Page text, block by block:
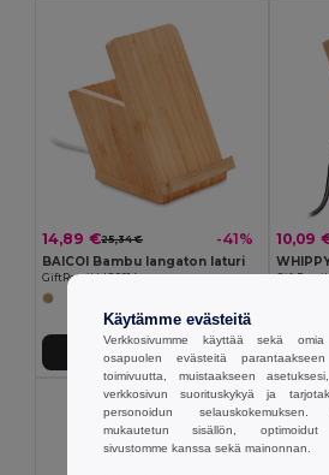
14,89 €25,34 € -41%
BAICOI Bambu langaton laturi
GiftRetail MO9914
Lisää Ostokoriin
10,09
GiftRetail
Käytämme evästeitä
Verkkosivumme käyttää sekä
osapuolen evästeitä
toimivuutta, muistaakseen
verkkosivun suorituskykyä ja
personoidun
mukautetun sisällön, optimoidut
sivustomme kanssa sekä mainonnan.